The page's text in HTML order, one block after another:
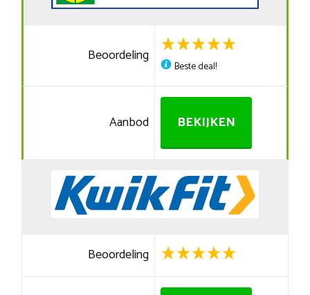
Beoordeling
Beste deal!
Aanbod BEKIJKEN
Beoordeling